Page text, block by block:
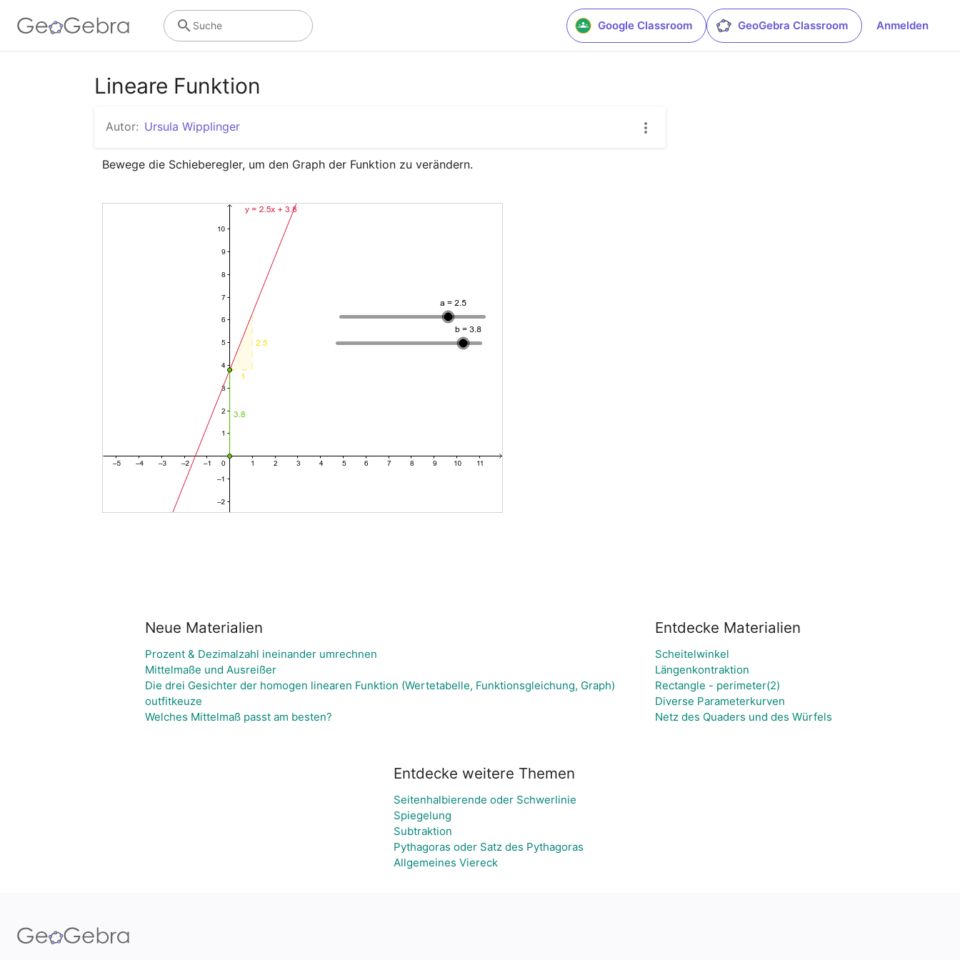
Google Classroom GeoGebra Classroom Anmelden
Suche
Lineare Funktion
Autor: Ursula Wipplinger
Bewege die Schieberegler, um den Graph der Funktion zu verändern.
Neue Materialien
Prozent & Dezimalzahl ineinander umrechnen
Mittelmaße und Ausreißer
Die drei Gesichter der homogen linearen Funktion (Wertetabelle, Funktionsgleichung, Graph)
outfitkeuze
Welches Mittelmaß passt am besten?
Entdecke Materialien
Scheitelwinkel
Längenkontraktion
Rectangle - perimeter(2)
Diverse Parameterkurven
Netz des Quaders und des Würfels
Entdecke weitere Themen
Seitenhalbierende oder Schwerlinie
Spiegelung
Subtraktion
Pythagoras oder Satz des Pythagoras
Allgemeines Viereck